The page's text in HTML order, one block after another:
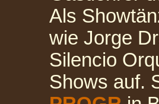
Als
wie Jorge
Silencio
Shows auf.